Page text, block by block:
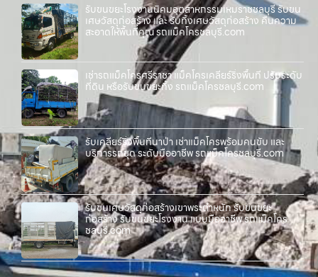
รับขนขยะโรงงานนิคมอุตสาหกรรมเหมราชชลบุรี รับขน
เศษวัสดุก่อสร้าง และ รับทิ้งเศษวัสดุก่อสร้าง คืนความ
สะอาดให้พื้นที่คุณ รถแม็คโครชลบุรี.com
เช่ารถแม็คโครศรีราชา แม็คโครเคลียร์ริ่งพื้นที่ ปรับระดับ
ที่ดิน หรือรับขนขยะทิ้ง รถแม็คโครชลบุรี.com
รับเคลียร์ริ่งพื้นที่นาป่า เช่าแม็คโครพร้อมคนขับ และ
บริการรถขุด ระดับมืออาชีพ รถแม็คโครชลบุรี.com
รับขนเศษวัสดุก่อสร้างเขาพระตำหนัก รับขนขยะ
ก่อสร้าง รับขนขยะโรงงาน แบบมืออาชีพ รถแม็คโคร
ชลบุรี.com